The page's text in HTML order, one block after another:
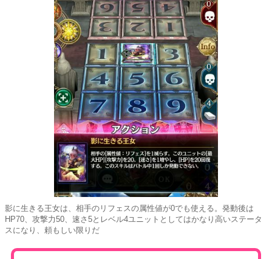
影に生きる王女は、相手のリフェスの属性値が0でも使える。発動後は
HP70、攻撃力50、速さ5とレベル4ユニットとしてはかなり高いステータ
スになり、頼もしい限りだ